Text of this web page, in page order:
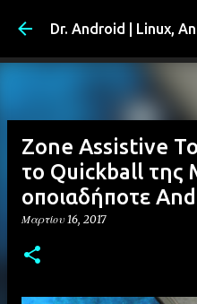
Μετάβαση στο
Dr. Android | Linux,
Zone Assistive
το Quickball της
οποιαδήποτε
Μαρτίου 16, 2017